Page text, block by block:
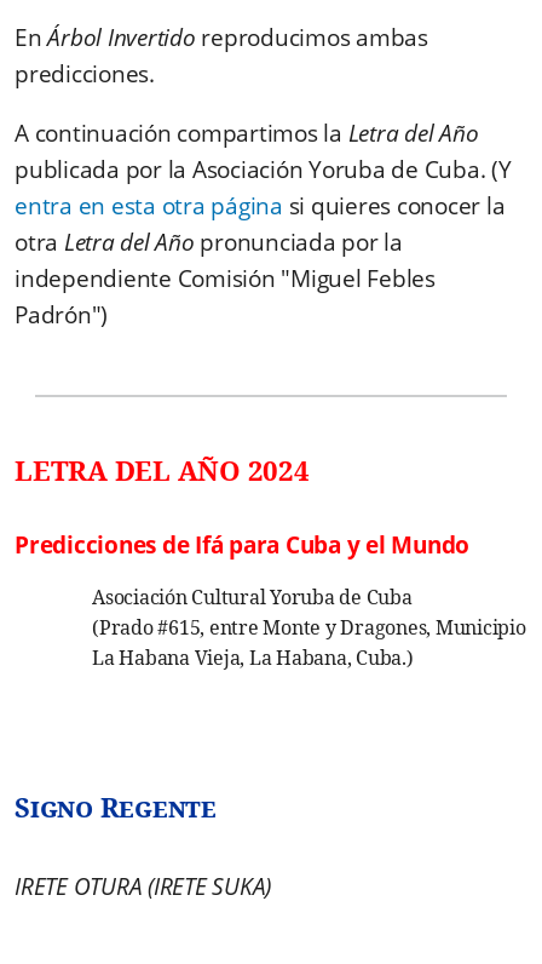
EnÁrbol Invertido reproducimos ambas
predicciones.
A continuación compartimos la Letra del Año
publicada por la Asociación Yoruba de Cuba. (Y
entra en esta otra página si quieres conocer la
otra Letra del Año pronunciada por la
independiente Comisión "Miguel Febles
Padrón")
LETRA DEL AÑO 2024
Predicciones de Ifá para Cuba y el Mundo
Asociación Cultural Yoruba de Cuba
(Prado #615, entre Monte y Dragones, Municipio
La Habana Vieja, La Habana, Cuba.)
Signo Regente
IRETE OTURA (IRETE SUKA)